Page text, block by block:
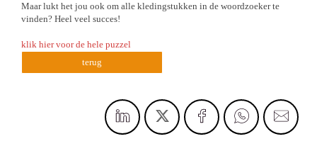
Maar lukt het jou ook om alle kledingstukken in de woordzoeker te
vinden? Heel veel succes!
klik hier voor de hele puzzel
terug